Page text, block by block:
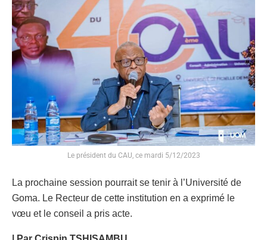
Le président du CAU, ce mardi 5/12/2023
La prochaine session pourrait se tenir à l’Université de
Goma. Le Recteur de cette institution en a exprimé le
vœu et le conseil a pris acte.